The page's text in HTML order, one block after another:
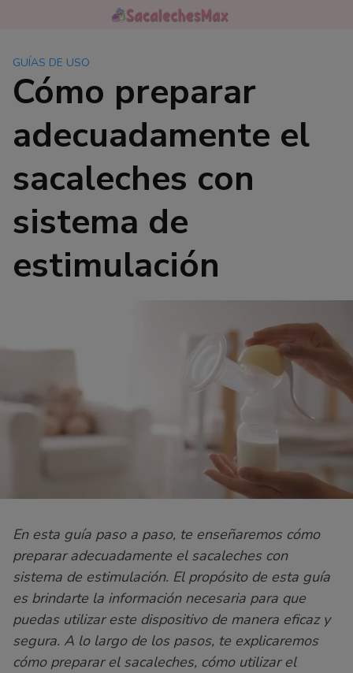
GUÍAS DE USO
Cómo preparar
adecuadamente el
sacaleches con
sistema de
estimulación
En esta guía paso a paso, te enseñaremos cómo
preparar adecuadamente el sacaleches con
sistema de estimulación. El propósito de esta guía
es brindarte la información necesaria para que
puedas utilizar este dispositivo de manera eficaz y
segura. A lo largo de los pasos, te explicaremos
cómo preparar el sacaleches, cómo utilizar el